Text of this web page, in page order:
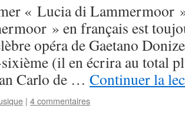
« Lucia di Lammermoor
» en français est
opéra de Gaetano
(il en écrira au total
Carlo de … Continuer la
| 4 commentaires